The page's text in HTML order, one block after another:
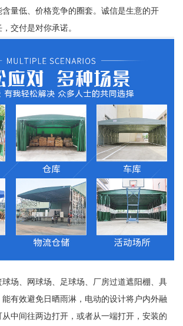
量低、价格竞争的圈套。诚信是生意的开
交付是对你承诺。
场、网球场、足球场、厂房过道遮阳棚、具
有效避免日晒雨淋，电动的设计将户内外融
中间往两边打开，或者从一端打开，安装的